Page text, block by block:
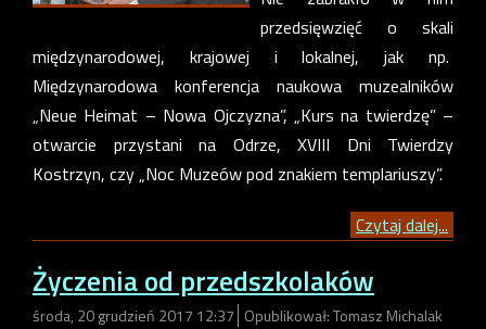
przedsięwzięć o skali
międzynarodowej, krajowej i lokalnej, jak np.
Międzynarodowa konferencja naukowa muzealników
„Neue Heimat – Nowa Ojczyzna”, „Kurs na twierdzę” –
otwarcie przystani na Odrze, XVIII Dni Twierdzy
Kostrzyn, czy „Noc Muzeów pod znakiem templariuszy”.
Czytaj dalej...
Życzenia od przedszkolaków
środa, 20 grudzień 2017 12:37 Opublikował: Tomasz Michalak